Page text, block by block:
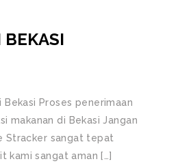
BEKASI
Proses penerimaan
makanan di Bekasi Jangan
Stracker sangat tepat
kami sangat aman […]